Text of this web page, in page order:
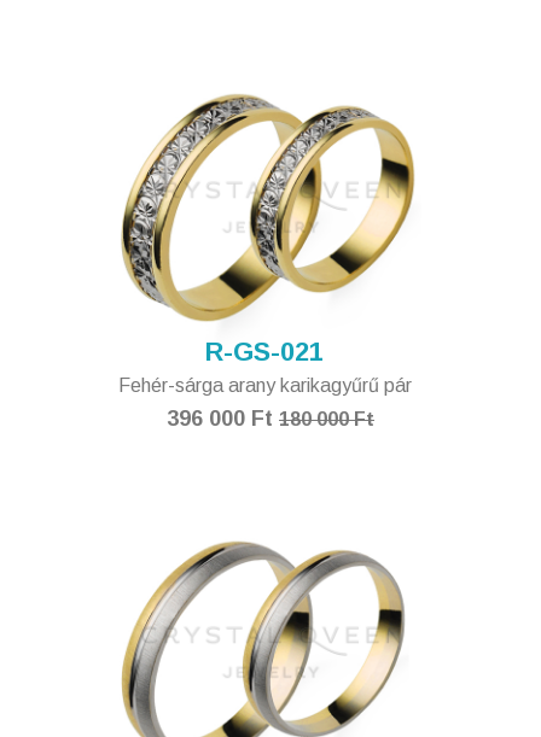
R-GS-021
Fehér-sárga arany karikagyűrű pár
396 000 Ft 180 000 Ft